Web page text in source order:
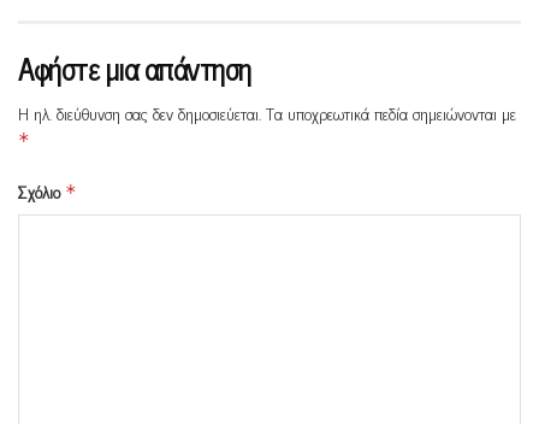
Αφήστε μια απάντηση
Η ηλ. διεύθυνση σας δεν δημοσιεύεται.Τα υποχρεωτικά πεδία σημειώνονται με
*
Σχόλιο *